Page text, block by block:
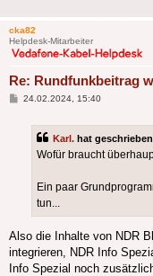
cka82
Helpdesk-Mitarbeiter
Re: Rundfunkbeitrag
Beitrag
24.02.2024, 15:40
Karl. hat
Wofür braucht
Ein paar
tun...
Also die Inhalte von NDR
integrieren, NDR Info
Info Spezial noch